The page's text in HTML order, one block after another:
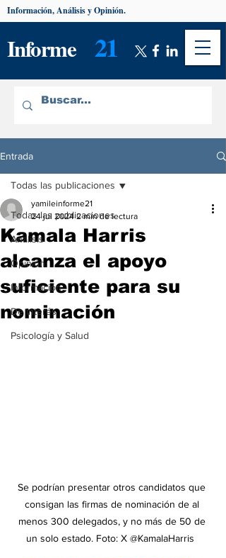
Informe 21
Información, Análisis y Opinión.
Entrada
Todas las publicaciones
Análisis
Opinión
Información
De interés
Psicología y Salud
Todas las publicaciones
Kamala Harris
alcanza el apoyo
suficiente para su
nominación
yamileinforme21
24 jul 2024 2 min de lectura
Se podrían presentar otros candidatos que
consigan las firmas de nominación de al
menos 300 delegados, y no más de 50 de
un solo estado. Foto: X @KamalaHarris